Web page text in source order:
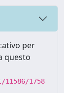
per
questo
1758